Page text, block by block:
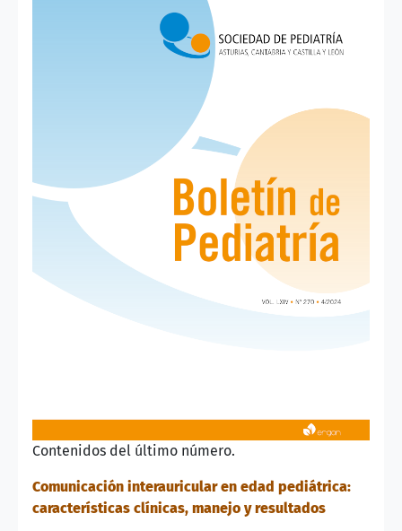
Contenidos del último número.
Comunicación interauricular en edad pediátrica:
características clínicas, manejo y resultados